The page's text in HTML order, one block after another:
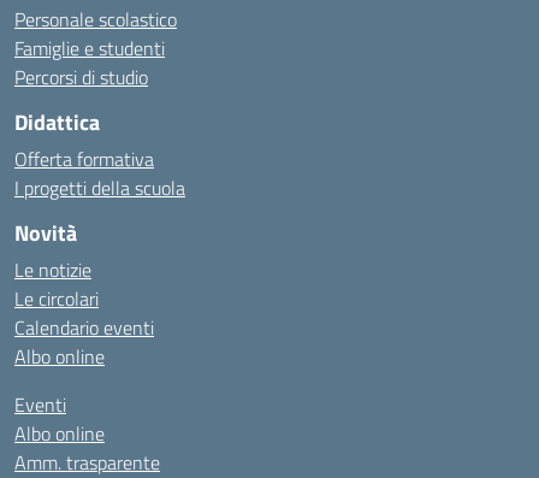
Personale scolastico
Famiglie e studenti
Percorsi di studio
Didattica
Offerta formativa
I progetti della scuola
Novità
Le notizie
Le circolari
Calendario eventi
Albo online
Eventi
Albo online
Amm. trasparente